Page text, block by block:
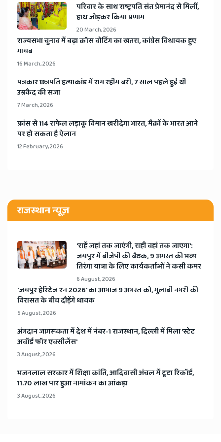
​परिवार के साथ राष्ट्रपति संत प्रेमानंद से मिलीं,
हाथ जोड़कर किया प्रणाम
20 March, 2026
​राज्यसभा चुनाव में बढ़ा क्रॉस वोटिंग का खतरा, कांग्रेस विधायक हुए
गायब
16 March, 2026
​पत्रकार छत्रपति हत्याकांड में राम रहीम बरी, 7 साल पहले हुई थी
उम्रकैद की सजा
7 March, 2026
​फ्रांस से 114 राफेल लड़ाकू विमान खरीदेगा भारत, मैक्रों के भारत आने
पर हो सकता है ऐलान
12 February, 2026
राजस्थान न्यूज़
'राहें जहां तक जाएंगी, राही वहां तक जाएगा':
जयपुर में बीजेपी की बैठक, 9 अगस्त की भव्य
तिरंगा यात्रा के लिए कार्यकर्ताओं ने कसी कमर
6 August, 2026
​'जयपुर हेरिटेज रन 2026' का आगाज 9 अगस्त को, गुलाबी नगरी की
विरासत के बीच दौड़ेंगे धावक
5 August, 2026
अंगदान जागरूकता में देश में नंबर-1 राजस्थान, दिल्ली में मिला 'स्टेट
अवॉर्ड फॉर एक्सीलेंस'
3 August, 2026
भजनलाल सरकार में शिक्षा क्रांति, आदिवासी अंचल में टूटा रिकॉर्ड,
11.70 लाख पार हुआ नामांकन का आंकड़ा
3 August, 2026